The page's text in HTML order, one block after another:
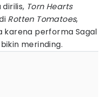
Torn Hearts
Rotten Tomatoes,
karena performa Sagal
merinding.